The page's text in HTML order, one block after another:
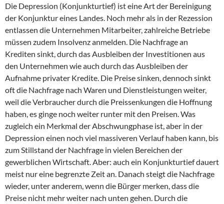
Die Depression (Konjunkturtief) ist eine Art der Bereinigung
der Konjunktur eines Landes. Noch mehr als in der Rezession
entlassen die Unternehmen Mitarbeiter, zahlreiche Betriebe
müssen zudem Insolvenz anmelden. Die Nachfrage an
Krediten sinkt, durch das Ausbleiben der Investitionen aus
den Unternehmen wie auch durch das Ausbleiben der
Aufnahme privater Kredite. Die Preise sinken, dennoch sinkt
oft die Nachfrage nach Waren und Dienstleistungen weiter,
weil die Verbraucher durch die Preissenkungen die Hoffnung
haben, es ginge noch weiter runter mit den Preisen. Was
zugleich ein Merkmal der Abschwungphase ist, aber in der
Depression einen noch viel massiveren Verlauf haben kann, bis
zum Stillstand der Nachfrage in vielen Bereichen der
gewerblichen Wirtschaft. Aber: auch ein Konjunkturtief dauert
meist nur eine begrenzte Zeit an. Danach steigt die Nachfrage
wieder, unter anderem, wenn die Bürger merken, dass die
Preise nicht mehr weiter nach unten gehen. Durch die